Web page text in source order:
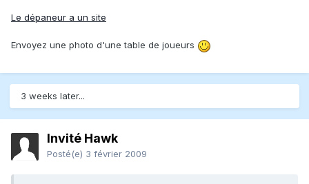
Le dépaneur a un site
Envoyez une photo d'une table de joueurs
3 weeks later...
Invité Hawk
Posté(e) 3 février 2009